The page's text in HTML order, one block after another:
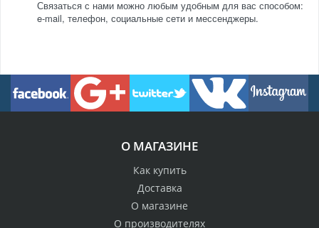
Связаться с нами можно любым удобным для вас способом:
e-mail, телефон, социальные сети и мессенджеры.
О МАГАЗИНЕ
Как купить
Доставка
О магазине
О производителях